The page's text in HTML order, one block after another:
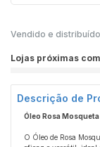
Vendido e
Lojas próximas
Descrição de
Óleo Rosa Mosqueta
O Óleo de Rosa